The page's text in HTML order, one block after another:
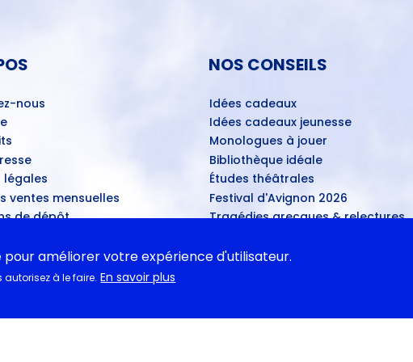
nous
légales
ventes mensuelles
de dépôt
disponibles
NOS CONSEILS
Idées cadeaux
Idées cadeaux jeunesse
Monologues à jouer
Bibliothèque idéale
Études théâtrales
Festival d'Avignon 2026
Tragédies grecques & relectures...
pour améliorer votre expérience d'utilisateur.
autorisez à le faire. En savoir plus